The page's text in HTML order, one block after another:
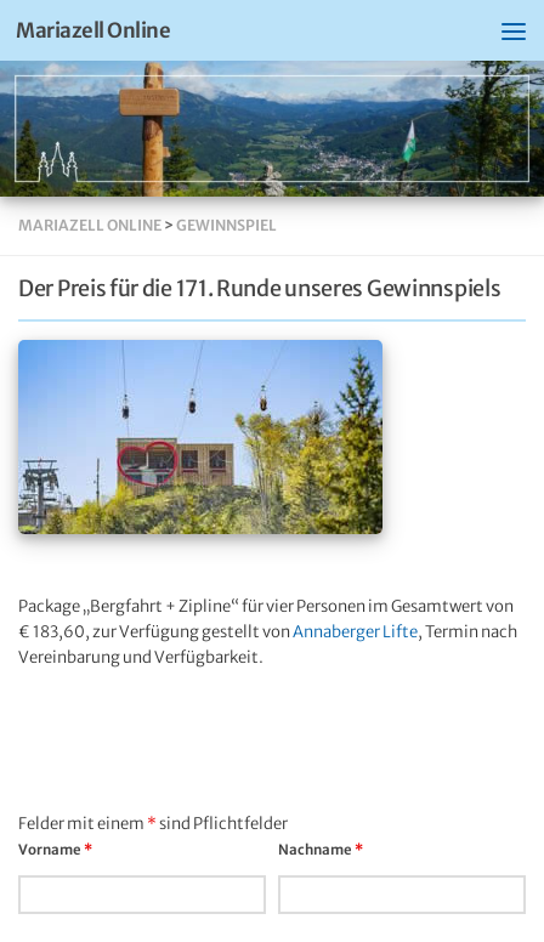
Mariazell Online
MARIAZELL ONLINE > GEWINNSPIEL
Der Preis für die 171. Runde unseres Gewinnspiels
Package „Bergfahrt + Zipline“ für vier Personen im Gesamtwert von
€ 183,60, zur Verfügung gestellt vonAnnaberger Lifte, Termin nach
Vereinbarung und Verfügbarkeit.
Felder mit einem *sind Pflichtfelder
Vorname * Nachname*